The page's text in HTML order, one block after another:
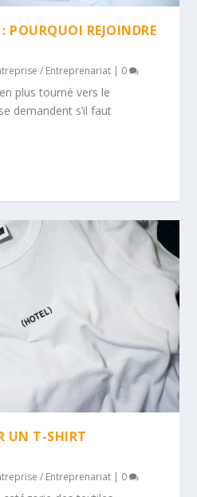
POURQUOI REJOINDRE
/ Entreprenariat | 0
plus tourné vers le
demandent s’il faut
UN T-SHIRT
/ Entreprenariat | 0